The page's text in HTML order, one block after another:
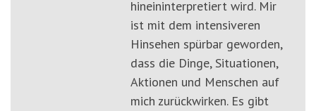
hineininterpretiert wird. Mir
ist mit dem intensiveren
Hinsehen spürbar geworden,
dass die Dinge, Situationen,
Aktionen und Menschen auf
mich zurückwirken. Es gibt